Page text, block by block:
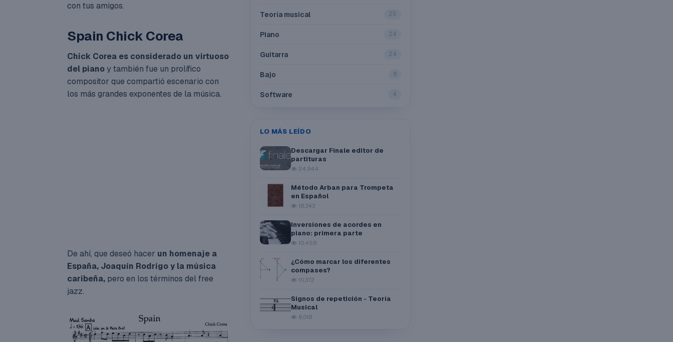
con tus amigos.
Spain Chick Corea
Chick Corea es considerado un virtuoso
del piano y también fue un prolífico
compositor que compartió escenario con
los más grandes exponentes de la música.
De ahí, que deseó hacer un homenaje a
España, Joaquín Rodrígo y la música
caribeña, pero en los términos del free
jazz.
Teoría musical 25
Piano 24
Guitarra 24
Bajo 8
Software 4
LO MÁS LEÍDO
Descargar Finale editor de
partituras
24,944
Método Arban para Trompeta
en Español
18,343
Inversiones de acordes en
piano: primera parte
10,458
¿Cómo marcar los diferentes
compases?
10,372
Signos de repetición - Teoría
Musical
8,018